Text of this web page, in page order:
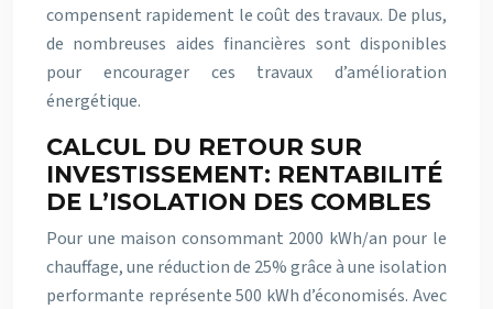
compensent rapidement le coût des travaux. De plus,
de nombreuses aides financières sont disponibles
pour encourager ces travaux d’amélioration
énergétique.
CALCUL DU RETOUR SUR
INVESTISSEMENT: RENTABILITÉ
DE L’ISOLATION DES COMBLES
Pour une maison consommant 2000 kWh/an pour le
chauffage, une réduction de 25% grâce à une isolation
performante représente 500 kWh d’économisés. Avec